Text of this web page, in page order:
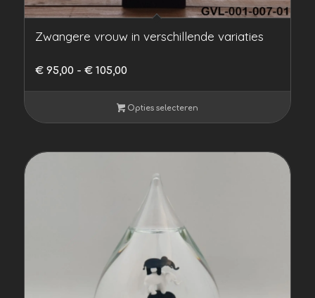
Zwangere vrouw in verschillende variaties
€95,00 - €105,00Prijsklasse:
tot
Opties selecteren